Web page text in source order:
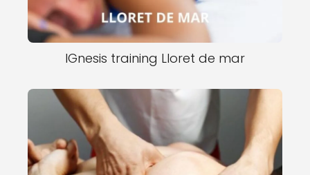
IGnesis training Lloret de mar